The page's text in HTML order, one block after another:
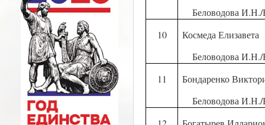
Беловодова
10
Космеда Елизавета
Беловодова
11
Бондаренко
Беловодова